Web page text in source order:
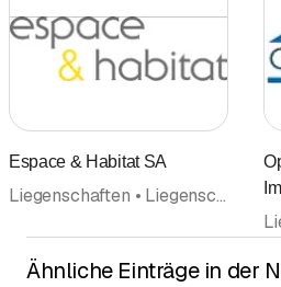
Espace & Habitat SA
Liegenschaften • Liegenschaftsverwaltung • Promotion • Schatzungen
Ähnliche Einträge in der